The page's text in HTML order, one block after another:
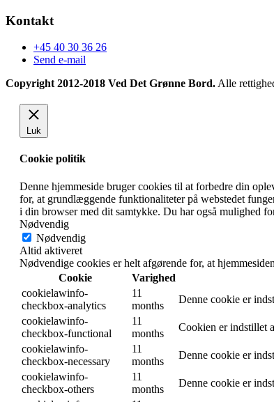
Kontakt
+45 40 30 36 26
Send e-mail
Copyright 2012-2018 Ved Det Grønne Bord. Alle
Luk
Cookie politik
Denne hjemmeside bruger cookies til at forbedre din
for, at grundlæggende funktionaliteter på webstedet
i din browser med dit samtykke. Du har også mulighed
Nødvendig
Nødvendig
Altid aktiveret
Nødvendige cookies er helt afgørende for, at
Cookie
Varighed
cookielawinfo-
checkbox-analytics
11
months
Denne cookie er
cookielawinfo-
checkbox-functional
11
months
Cookien er indstillet
cookielawinfo-
checkbox-necessary
11
months
Denne cookie er
cookielawinfo-
checkbox-others
11
months
Denne cookie er